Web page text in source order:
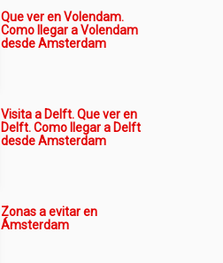
Que ver en Volendam.
Como llegar a Volendam
desde Amsterdam
Visita a Delft. Que ver en
Delft. Como llegar a Delft
desde Amsterdam
Zonas a evitar en
Ámsterdam